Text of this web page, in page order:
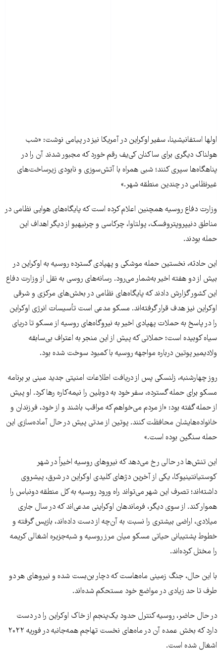
اولها استفانیشینا، سفیر اوکراین در آمریکا نیز در پیامی نوشت: «شب
هولناک دیگری برای ساکنان کی‌یف رقم خورد که مجبور شدند آن را در
پناهگاه‌ها سپری کنند؛ شبی همراه با آتش‌سوزی و نابودی زیرساخت‌های
غیرنظامی در چندین منطقه شهر.»
وزارت دفاع روسیه همچنین اعلام کرده است که پایگاه‌های هوایی نظامی در
مناطق دنیپروپتروفسک، پولتاوا، چرکاسی و چرنیهیو از دیگر اهداف این
حمله بودند.
این حادثه، نخستین حمله موشکی و پهپادی گسترده روسیه به اوکراین در
بیش از دو هفته اخیر به‌شمار می‌رود. رسانه‌های روسی به نقل از وزارت دفاع
این کشور گزارش دادند که پایگاه‌های نظامی در بخش‌های مرکزی و شرقی
اوکراین نیز هدف قرار گرفته‌اند. مسکو مدعی است تأسیسات انرژی اوکراین
را در پاسخ به حملات پهپادی اخیر به نیروگاه‌های روسیه از مسکو تا دریای
سیاه کوبیده است؛ حملاتی که پیش از این منجر به اعتراف بی‌سابقه
ولادیمیر پوتین درباره مواجهه روسیه با کمبود سوخت شده بود.
روز چهارشنبه، زلنسکی پس از دریافت اطلاعات امنیتی جدید مبنی بر برنامه
مسکو برای حمله گسترده، سفر خود به دوبلین را نیمه‌کاره رها کرد. او پیش
از حمله گفته بود: «از مردم می‌خواهم که مراقب باشند و از خود، فرزندان و
خانواده‌هایشان محافظت کنند. پوتین از مدتی پیش در حال آماده‌سازی این
حمله سنگین بوده است.»
این تنش‌ها در حالی رخ می‌دهد که نیروهای روسیه اخیراً در شهر
کوستیانتینیوکا، یکی از آخرین دژهای کلیدی اوکراین در شرق، پیشروی
داشته‌اند؛ تصرف این شهر می‌تواند راه ورود روسیه به کل منطقه دونباس را
هموار کند. از سوی دیگر، فرماندهان اوکراینی مدعی‌اند که در سال جاری
میلادی، اراضی بیشتری را نسبت به آن‌چه از دست داده‌اند، بازپس گرفته و
خطوط پشتیبانی حیاتی مسکو میان مرز روسیه و شبه‌جزیره اشغالی کریمه
را مختل کرده‌اند.
با این حال، جنگ زمینی ماه‌هاست که دچار بن‌بست شده و نیروهای هر دو
طرف تا حد زیادی در مواضع خود مستحکم شده‌اند.
در حال حاضر، روسیه کنترل حدود یک‌پنجم از خاک اوکراین را در دست
دارد که بخش عمده آن در ماه‌های نخست تهاجم همه‌جانبه در فوریه ۲۰۲۲
اشغال شده است.